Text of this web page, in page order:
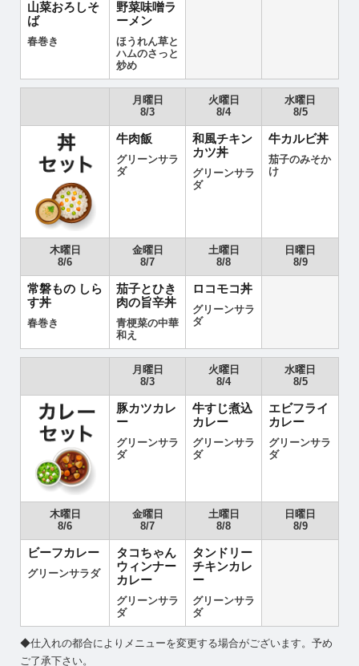
山菜おろしそ
ば
春巻き
野菜味噌ラ
ーメン
ほうれん草と
ハムのさっと
炒め
月曜日
8/3
火曜日
8/4
水曜日
8/5
牛肉飯
グリーンサラ
ダ
和風チキン
カツ丼
グリーンサラ
ダ
牛カルビ丼
茄子のみそか
け
木曜日
8/6
金曜日
8/7
土曜日
8/8
日曜日
8/9
常磐もの しら
す丼
春巻き
茄子とひき
肉の旨辛丼
青梗菜の中華
和え
ロコモコ丼
グリーンサラ
ダ
月曜日
8/3
火曜日
8/4
水曜日
8/5
豚カツカレ
ー
グリーンサラ
ダ
牛すじ煮込
カレー
グリーンサラ
ダ
エビフライ
カレー
グリーンサラ
ダ
木曜日
8/6
金曜日
8/7
土曜日
8/8
日曜日
8/9
ビーフカレー
グリーンサラダ
タコちゃん
ウィンナー
カレー
グリーンサラ
ダ
タンドリー
チキンカレ
ー
グリーンサラ
ダ
◆仕入れの都合によりメニューを変更する場合がございます。予め
ご了承下さい。